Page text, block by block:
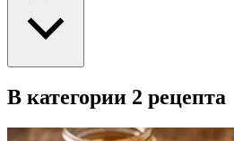
В категории 2 рецепта